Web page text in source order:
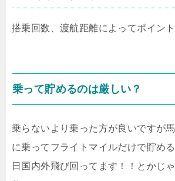
搭乗回数、渡航距離によってポイント
乗って貯めるのは厳しい？
乗らないより乗った方が良いですが
に乗ってフライトマイルだけで貯め
日国内外飛び回ってます！！とかじ